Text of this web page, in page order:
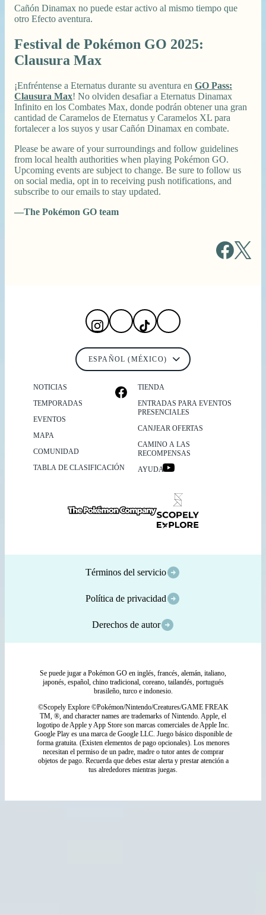
Cañón Dinamax no puede estar activo al mismo tiempo que
otro Efecto aventura.
Festival de Pokémon GO 2025:
Clausura Max
¡Enfréntense a Eternatus durante su aventura en GO Pass:
Clausura Max! No olviden desafiar a Eternatus Dinamax
Infinito en los Combates Max, donde podrán obtener una gran
cantidad de Caramelos de Eternatus y Caramelos XL para
fortalecer a los suyos y usar Cañón Dinamax en combate.
Please be aware of your surroundings and follow guidelines
from local health authorities when playing Pokémon GO.
Upcoming events are subject to change. Be sure to follow us
on social media, opt in to receiving push notifications, and
subscribe to our emails to stay updated.
—The Pokémon GO team
NOTICIAS
TEMPORADAS
EVENTOS
MAPA
COMUNIDAD
TABLA DE CLASIFICACIÓN
TIENDA
ENTRADAS PARA EVENTOS
PRESENCIALES
CANJEAR OFERTAS
CAMINO A LAS
RECOMPENSAS
AYUDA
Términos del servicio
Política de privacidad
Derechos de autor
Se puede jugar a Pokémon GO en inglés, francés, alemán, italiano,
japonés, español, chino tradicional, coreano, tailandés, portugués
brasileño, turco e indonesio.
©Scopely Explore ©Pokémon/Nintendo/Creatures/GAME FREAK
TM, ®, and character names are trademarks of Nintendo. Apple, el
logotipo de Apple y App Store son marcas comerciales de Apple Inc.
Google Play es una marca de Google LLC. Juego básico disponible de
forma gratuita. (Existen elementos de pago opcionales). Los menores
necesitan el permiso de un padre, madre o tutor antes de comprar
objetos de pago. Recuerda que debes estar alerta y prestar atención a
tus alrededores mientras juegas.